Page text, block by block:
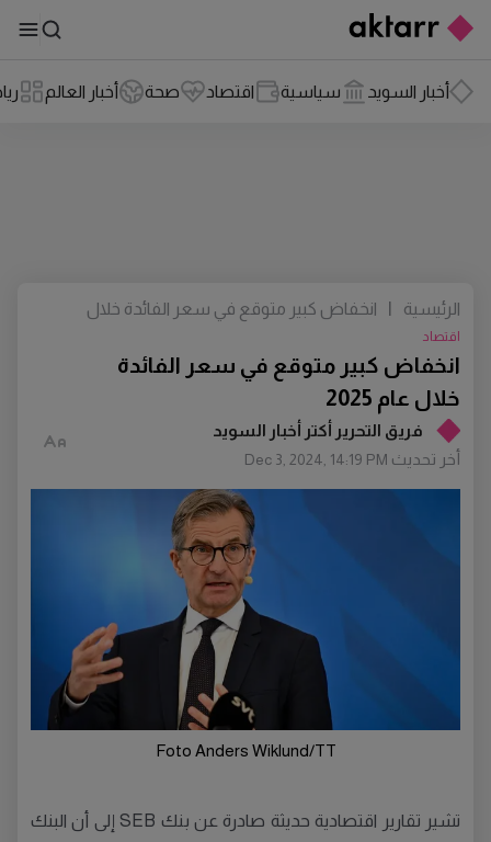
أخبار السويد سياسية اقتصاد صحة أخبار العالم
فريق التحرير أكتر أخبار السويد
أخر تحديث Dec 3, 2024, 14:19 PM
انخفاض كبير متوقع في سعر الفائدة
خلال عام 2025
اقتصاد
الرئيسية
انخفاض كبير متوقع في سعر الفائدة خلال
Foto Anders Wiklund/TT
تشير تقارير اقتصادية حديثة صادرة عن بنك SEB إلى أن البنك